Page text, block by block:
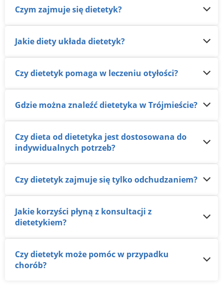
Czym zajmuje się dietetyk?
Jakie diety układa dietetyk?
Czy dietetyk pomaga w leczeniu otyłości?
Gdzie można znaleźć dietetyka w Trójmieście?
Czy dieta od dietetyka jest dostosowana do
indywidualnych potrzeb?
Czy dietetyk zajmuje się tylko odchudzaniem?
Jakie korzyści płyną z konsultacji z
dietetykiem?
Czy dietetyk może pomóc w przypadku
chorób?